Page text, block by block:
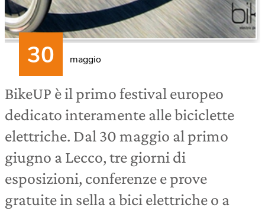
maggio
BikeUP è il primo festival europeo
dedicato interamente alle biciclette
elettriche. Dal 30 maggio al primo
giugno a Lecco, tre giorni di
esposizioni, conferenze e prove
gratuite in sella a bici elettriche o a